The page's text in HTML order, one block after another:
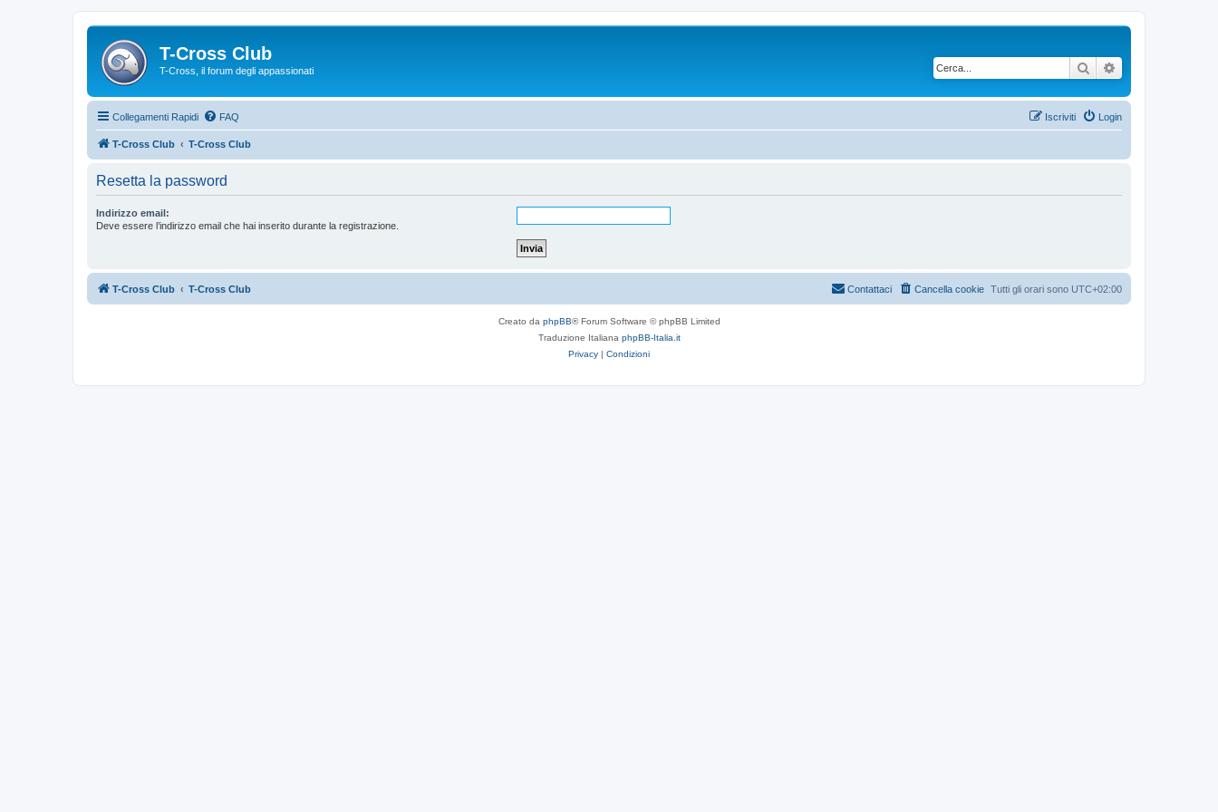
T-Cross Club
T-Cross, il forum degli appassionati Cerca
Collegamenti Rapidi FAQ Login
Iscriviti
T-Cross Club T-Cross Club
Resetta la password
Indirizzo email:
Deve essere l’indirizzo email che hai inserito durante la registrazione.
T-Cross Club T-Cross Club Tutti gli orari sono UTC+02:00
Cancella cookie
Contattaci
Creato da phpBB® Forum Software © phpBB Limited
Traduzione Italiana phpBB-Italia.it
Privacy | Condizioni